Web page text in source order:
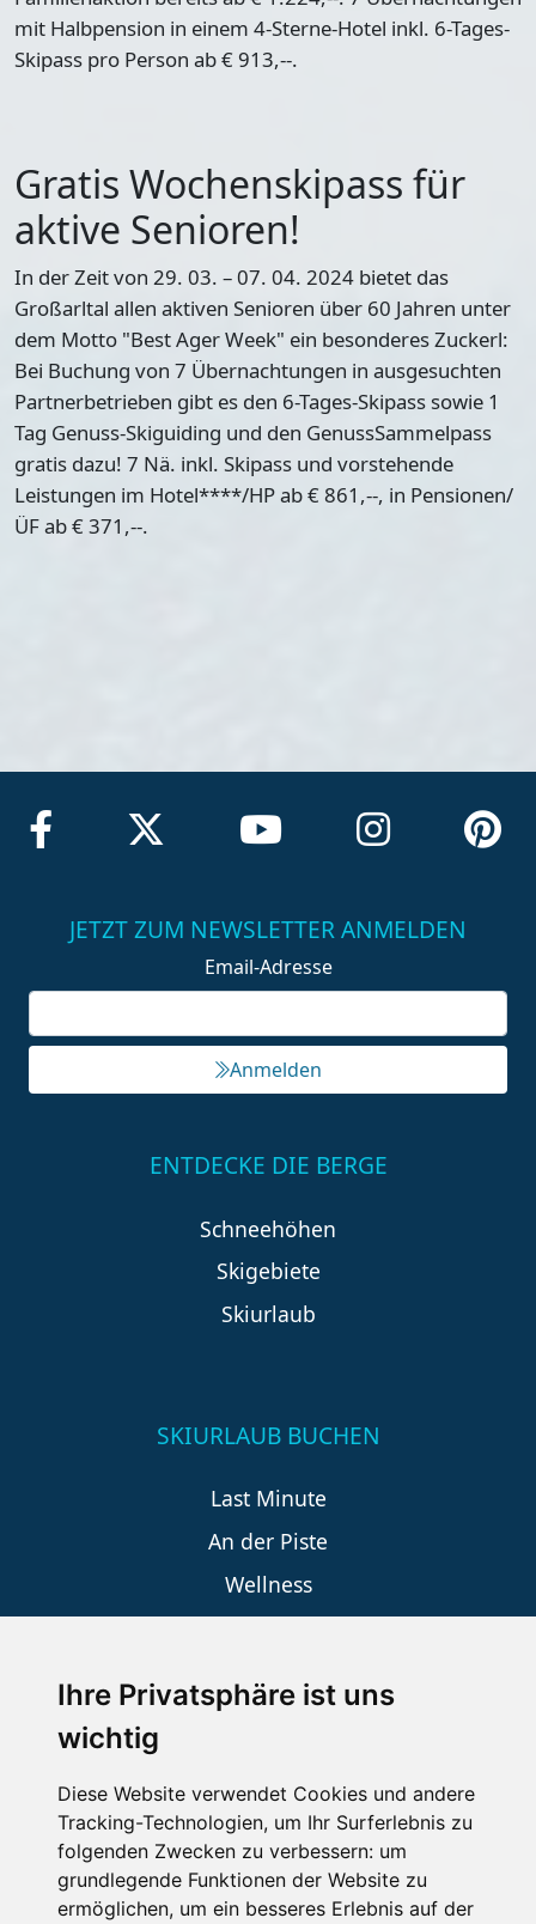
Ihre Privatsphäre ist uns
wichtig
Diese Website verwendet Cookies und andere
Tracking-Technologien, um Ihr Surferlebnis zu
folgenden Zwecken zu verbessern: um
grundlegende Funktionen der Website zu
ermöglichen, um ein besseres Erlebnis auf der
mit Halbpension in einem 4-Sterne-Hotel inkl. 6-Tages-
Skipass pro Person ab € 913,--.
Gratis Wochenskipass für
aktive Senioren!
In der Zeit von 29. 03. – 07. 04. 2024 bietet das
Großarltal allen aktiven Senioren über 60 Jahren unter
dem Motto "Best Ager Week" ein besonderes Zuckerl:
Bei Buchung von 7 Übernachtungen in ausgesuchten
Partnerbetrieben gibt es den 6-Tages-Skipass sowie 1
Tag Genuss-Skiguiding und den GenussSammelpass
gratis dazu! 7 Nä. inkl. Skipass und vorstehende
Leistungen im Hotel****/HP ab € 861,--, in Pensionen/
ÜF ab € 371,--.
JETZT ZUM NEWSLETTER ANMELDEN
Email-Adresse
Anmelden
ENTDECKE DIE BERGE
Schneehöhen
Skigebiete
Skiurlaub
SKIURLAUB BUCHEN
Last Minute
An der Piste
Wellness
SCHNEEHÖHEN SKI APP
Die Schneehoehen Ski APP für iOS und Android - Ein
Muss für alle Wintersportler und Schneefreaks!